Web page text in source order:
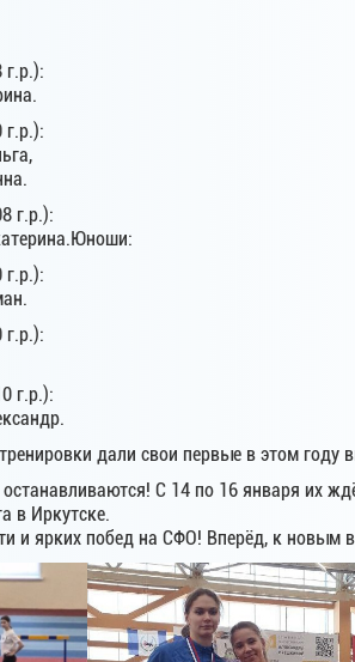
г.р.):
г.р.):
г.р.):
г.р.):
г.р.):
г.р.):
дали свои первые в этом
С 14 по 16 января их
в Иркутске.
и ярких побед на СФО! Вперёд, к новым